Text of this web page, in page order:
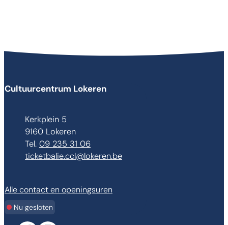
Contact & openingsuren
Cultuurcentrum Lokeren
AdresKerkplein 5
,9160 Lokeren
09 235 31 06
E-mailticketbalie.ccl@lokeren.be
Alle contact en openingsuren
Nu gesloten